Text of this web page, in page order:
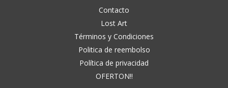
Contacto
Lost Art
Términos y Condiciones
Politica de reembolso
Política de privacidad
OFERTON!!